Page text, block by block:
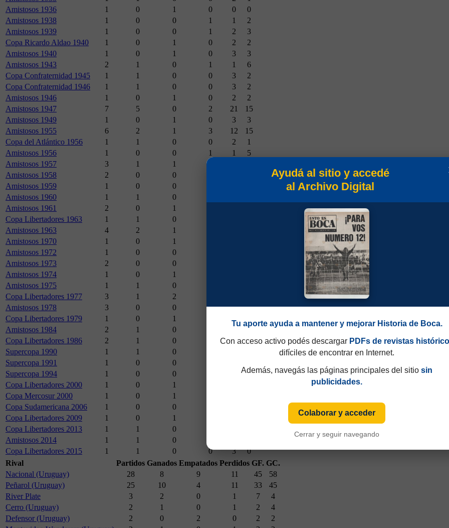
Amistosos 1936
1 0 1 0 0
0
Amistosos 1938
1 0 0 1 1
2
Amistosos 1939
1 0 0 1 2
3
Copa Ricardo Aldao 1940
1 0 1 0 2
2
Amistosos 1940
1 0 1 0 3
3
Amistosos 1943
2 1 0 1 1
6
Copa Confraternidad 1945
1 1 0 0 3
2
Copa Confraternidad 1946
1 1 0 0 3
2
Amistosos 1946
1 0 1 0 2
2
Amistosos 1947
7 5 0 2 21
15
Amistosos 1949
1 0 1 0 3
3
Amistosos 1955
6 2 1 3 12
15
Copa del Atlántico 1956
1 1 0 0 2
1
Amistosos 1956
1 0 0 1 1
5
Amistosos 1957
3 1 1
Amistosos 1958
2 0 0
Amistosos 1959
1 0 0
Amistosos 1960
1 1 0
Amistosos 1961
2 0 1
Copa Libertadores 1963
1 1 0
Amistosos 1963
4 2 1
Amistosos 1970
1 0 1
Amistosos 1972
1 0 0
Amistosos 1973
2 0 0
Amistosos 1974
1 0 1
Amistosos 1975
1 1 0
Copa Libertadores 1977
3 1 2
Amistosos 1978
3 0 0 3 1
6
Copa Libertadores 1979
1 0 1 0
Amistosos 1984
2 1 0
3
Copa Libertadores 1986
2 1 0 2
3
Supercopa 1990
1 1 0
Supercopa 1991
1 0 0
Supercopa 1994
1 0 0
1
Copa Libertadores 2000
1 0 1
Copa Mercosur 2000
1 0 1
Copa Sudamericana 2006
1 0 0
Copa Libertadores 2009
1 0 1
Copa Libertadores 2013
1 1 0
Amistosos 2014
1 1 0
Copa Libertadores 2015
1 1 0 0 3
0
Rival
Partidos Ganados Empatados Perdidos GF. GC.
Nacional (Uruguay)
28 8 9 11 45
58
Peñarol (Uruguay)
25 10 4 11 33
45
River Plate
3 2 0 1 7
4
Cerro (Uruguay)
2 1 0 1 2
4
Defensor (Uruguay)
2 0 2 0 2
2
Ayudá al sitio y accedé
al Archivo Digital
Tu aporte ayuda a mantener y mejorar Historia de Boca.
Con acceso activo podés descargar PDFs de revistas
difíciles de encontrar en Internet.
Además, navegás las páginas principales del sitio sin
publicidades.
Colaborar y acceder
Cerrar y seguir navegando